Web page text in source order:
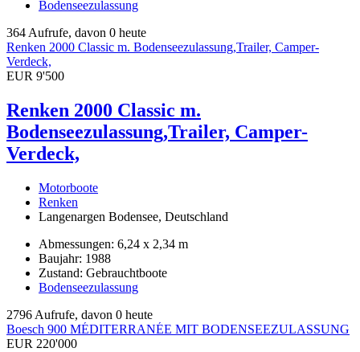
Bodenseezulassung
364 Aufrufe, davon 0 heute
Renken 2000 Classic m. Bodenseezulassung,Trailer, Camper-
Verdeck,
EUR 9'500
Renken 2000 Classic m.
Bodenseezulassung,Trailer, Camper-
Verdeck,
Motorboote
Renken
Langenargen Bodensee, Deutschland
Abmessungen: 6,24 x 2,34 m
Baujahr: 1988
Zustand: Gebrauchtboote
Bodenseezulassung
2796 Aufrufe, davon 0 heute
Boesch 900 MÉDITERRANÉE MIT BODENSEEZULASSUNG
EUR 220'000